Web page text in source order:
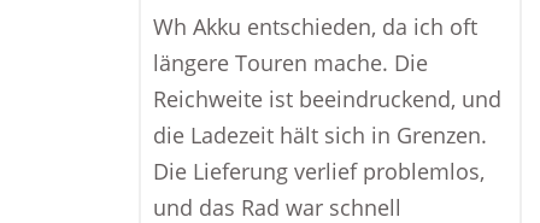
Wh Akku entschieden, da ich oft
längere Touren mache. Die
Reichweite ist beeindruckend, und
die Ladezeit hält sich in Grenzen.
Die Lieferung verlief problemlos,
und das Rad war schnell